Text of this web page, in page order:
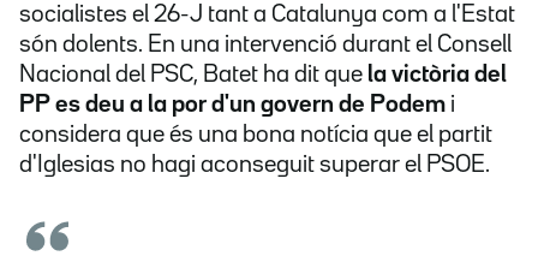
socialistes el 26-J tant a Catalunya com a l'Estat
són dolents. En una intervenció durant el Consell
Nacional del PSC, Batet ha dit que la victòria del
PP es deu a la por d'un govern de Podem i
considera que és una bona notícia que el partit
d'Iglesias no hagi aconseguit superar el PSOE.